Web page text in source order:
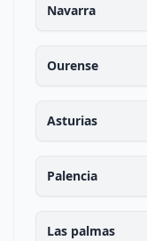
Navarra
Ourense
Asturias
Palencia
Las palmas